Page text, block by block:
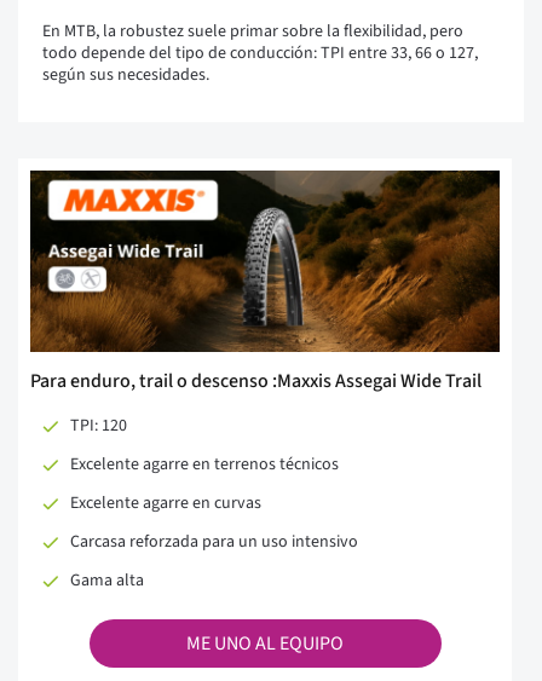
En MTB, la robustez suele primar sobre la flexibilidad, pero
todo depende del tipo de conducción: TPI entre 33, 66 o 127,
según sus necesidades.
Para enduro, trail o descenso :Maxxis Assegai Wide Trail
TPI: 120
Excelente agarre en terrenos técnicos
Excelente agarre en curvas
Carcasa reforzada para un uso intensivo
Gama alta
ME UNO AL EQUIPO